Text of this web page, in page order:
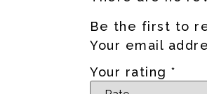
Be the first to
Your email
Your rating *